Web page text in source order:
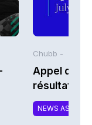
Chubb -
Appel de
résultats
2026 de
NEWS